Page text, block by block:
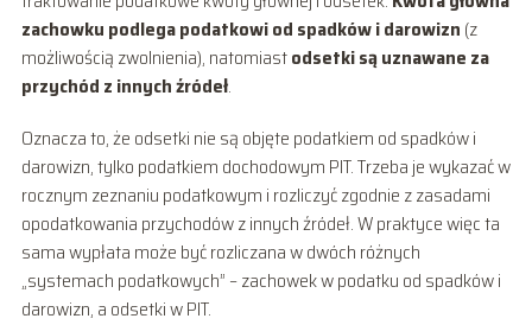
zachowku podlega podatkowi od spadków i darowizn (z
możliwością zwolnienia), natomiastodsetki są uznawane za
przychód z innych źródeł.
Oznacza to, że odsetki nie są objęte podatkiem od spadków i
darowizn, tylko podatkiem dochodowym PIT. Trzeba je wykazać w
rocznym zeznaniu podatkowym i rozliczyć zgodnie z zasadami
opodatkowania przychodów z innych źródeł. W praktyce więc ta
sama wypłata może być rozliczana w dwóch różnych
„systemach podatkowych” – zachowek w podatku od spadków i
darowizn, a odsetki w PIT.